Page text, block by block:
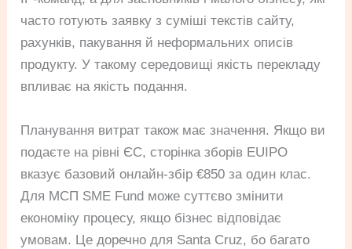
часто готують заявку з суміші текстів сайту,
рахунків, пакування й неформальних описів
продукту. У такому середовищі якість перекладу
впливає на якість подання.
Планування витрат також має значення. Якщо ви
подаєте на рівні ЄС, сторінка зборів EUIPO
вказує базовий онлайн-збір €850 за один клас.
Для МСП SME Fund може суттєво змінити
економіку процесу, якщо бізнес відповідає
умовам. Це доречно для Santa Cruz, бо багато